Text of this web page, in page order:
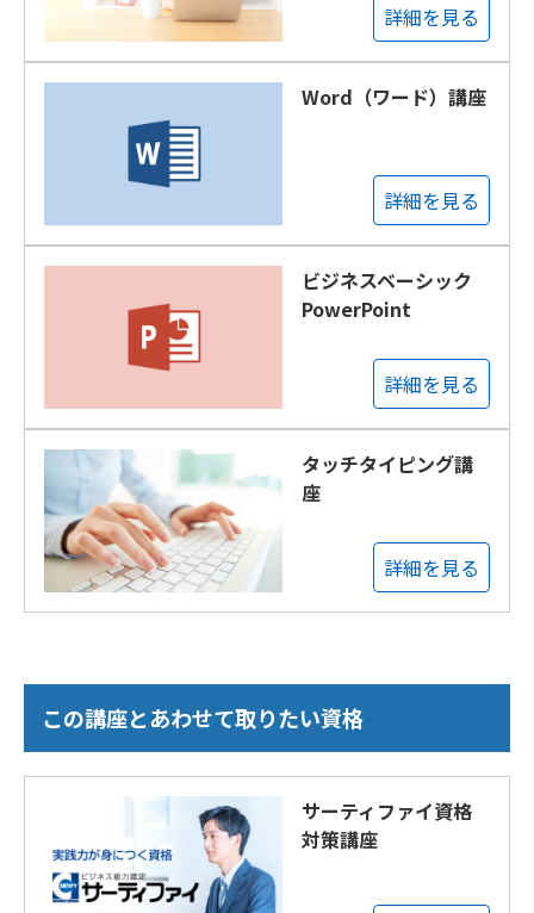
詳細を見る
Word（ワード）講座
詳細を見る
ビジネスベーシック
PowerPoint
詳細を見る
タッチタイピング講
座
詳細を見る
この講座とあわせて取りたい資格
サーティファイ資格
対策講座